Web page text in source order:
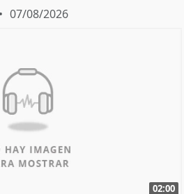
07/08/2026
02:00